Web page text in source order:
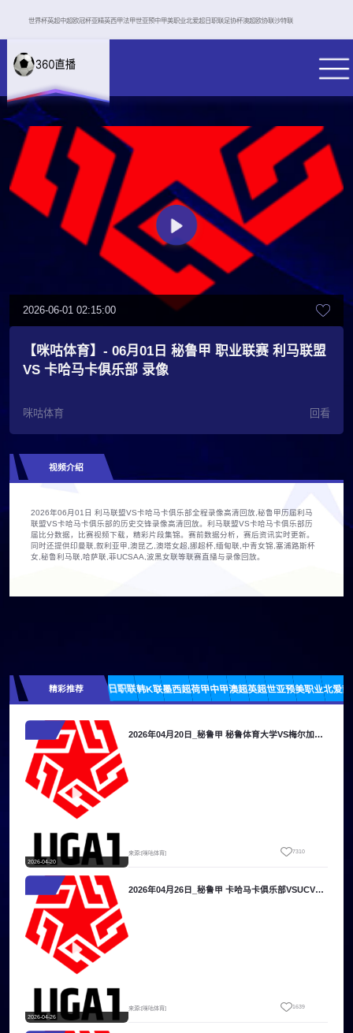
世界杯英超中超欧冠杯亚精英西甲法甲世亚预中甲美职业北爱超日职联足协杯澳超欧协联沙特联
2026-06-01 02:15:00
【咪咕体育】- 06月01日 秘鲁甲 职业联赛 利马联盟
VS 卡哈马卡俱乐部 录像
咪咕体育 回看
视频介绍
2026年06月01日 利马联盟VS卡哈马卡俱乐部全程录像高清回放,秘鲁甲历届利马
联盟VS卡哈马卡俱乐部的历史交锋录像高清回放。利马联盟VS卡哈马卡俱乐部历
届比分数据，比赛视频下载，精彩片段集锦。赛前数据分析，赛后资讯实时更新。
同时还提供印曼联,叙利亚甲,澳昆乙,澳塔女超,挪超杯,缅甸联,中青女锦,塞浦路斯杯
女,秘鲁利马联,哈萨联,菲UCSAA,波黑女联等联赛直播与录像回放。
精彩推荐 日职联韩K联墨西超荷甲中甲澳超英超世亚预美职业北爱超
2026-04-20
2026年04月20日_秘鲁甲 秘鲁体育大学VS梅尔加录像_高清录像【全场回放】
来源:[咪咕体育] 7310
2026-04-26
2026年04月26日_秘鲁甲 卡哈马卡俱乐部VSUCV莫克瓜录像_全场录像【高清回放】
来源:[咪咕体育] 1639